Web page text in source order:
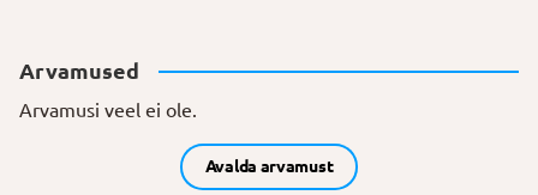
Arvamused
Arvamusi veel ei ole.
Avalda arvamust